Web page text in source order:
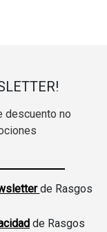
descuento no
de Rasgos
de Rasgos